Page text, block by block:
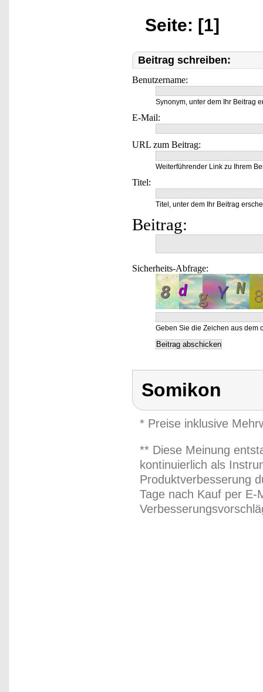
Seite: [1]
Beitrag schreiben:
Benutzername:
Synonym, unter dem Ihr Beitrag
E-Mail:
URL zum Beitrag:
Weiterführender Link zu Ihrem
Titel:
Titel, unter dem Ihr Beitrag
Beitrag:
Sicherheits-Abfrage:
Geben Sie die Zeichen aus dem
Somikon
* Preise inklusive
** Diese Meinung
kontinuierlich als
Produktverbesserung
Tage nach Kauf per E-